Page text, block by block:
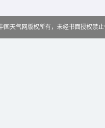
国天气网版权所有，未经书面授权